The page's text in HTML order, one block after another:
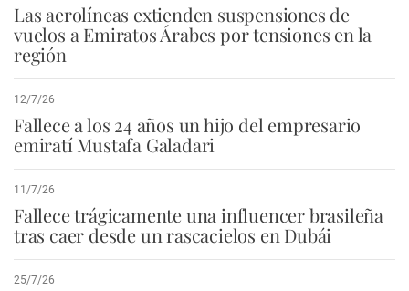
Las aerolíneas extienden suspensiones de
vuelos a Emiratos Árabes por tensiones en la
región
12/7/26
Fallece a los 24 años un hijo del empresario
emiratí Mustafa Galadari
11/7/26
Fallece trágicamente una influencer brasileña
tras caer desde un rascacielos en Dubái
25/7/26